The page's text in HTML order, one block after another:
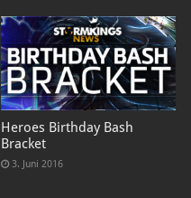
Heroes Birthday Bash
Bracket
3. Juni 2016